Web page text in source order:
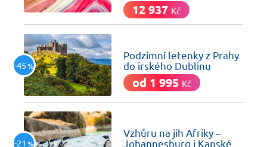
12 937 Kč
-45%
Podzimní letenky z Prahy
do irského Dublinu
od 1 995 Kč
-21 %
Vzhůru na jih Afriky –
Johannesburg i Kapské